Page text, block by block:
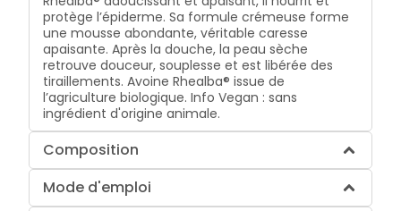
protège l’épiderme. Sa formule crémeuse forme
une mousse abondante, véritable caresse
apaisante. Après la douche, la peau sèche
retrouve douceur, souplesse et est libérée des
tiraillements. Avoine Rhealba® issue de
l’agriculture biologique. Info Vegan : sans
ingrédient d'origine animale.
Composition
Mode d'emploi